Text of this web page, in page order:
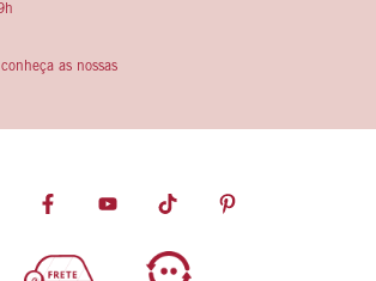
as nossas